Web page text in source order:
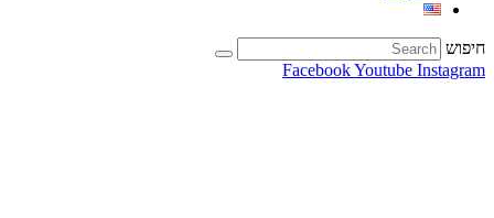
חיפוש
FacebookYoutube Instagram